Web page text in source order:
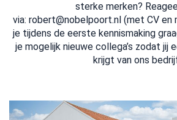
sterke merken?
via: robert@nobelpoort.nl (met CV en
je tijdens de eerste kennismaking
je mogelijk nieuwe collega’s zodat jij
krijgt van ons